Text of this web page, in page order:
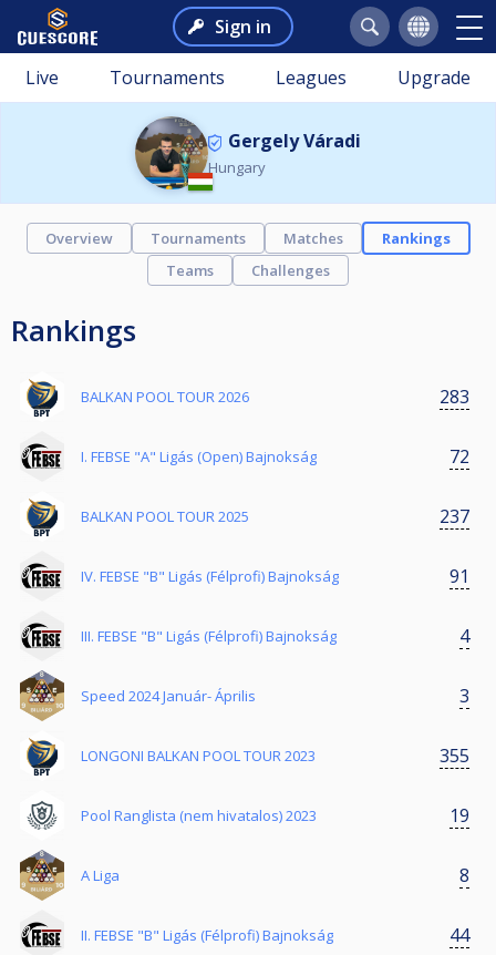
Sign in
Live Tournaments Leagues Upgrade
Gergely Váradi
Hungary
Overview Tournaments Matches
Rankings
Teams
Challenges
Rankings
BALKAN POOL TOUR 2026 283
I. FEBSE "A" Ligás (Open) Bajnokság 72
BALKAN POOL TOUR 2025 237
IV. FEBSE "B" Ligás (Félprofi) Bajnokság 91
III. FEBSE "B" Ligás (Félprofi) Bajnokság 4
Speed 2024 Január- Április 3
LONGONI BALKAN POOL TOUR 2023 355
Pool Ranglista (nem hivatalos) 2023 19
A Liga 8
II. FEBSE "B" Ligás (Félprofi) Bajnokság 44